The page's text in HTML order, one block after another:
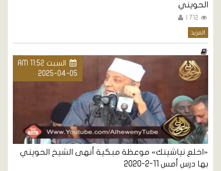
الحويني
المزيد
السبت AM 11:52
2025-04-05
«اخلع نياشينك» موعظة مبكية أنهى الشيخ الحويني
بها درس أمس 11-2-2020